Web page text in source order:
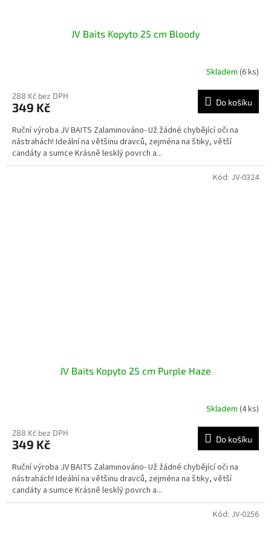
JV Baits Kopyto 25 cm Bloody
Skladem (6 ks)
288 Kč bez DPH
349 Kč Do košíku
Ruční výroba JV BAITS Zalaminováno- Už žádné chybějící oči na
nástrahách! Ideální na většinu dravců, zejména na štiky, větší
candáty a sumce Krásně lesklý povrch a...
JV Baits Kopyto 25 cm Purple Haze
Skladem (4 ks)
288 Kč bez DPH
349 Kč Do košíku
Ruční výroba JV BAITS Zalaminováno- Už žádné chybějící oči na
nástrahách! Ideální na většinu dravců, zejména na štiky, větší
candáty a sumce Krásně lesklý povrch a...
Kód: JV-0324
Kód: JV-0256